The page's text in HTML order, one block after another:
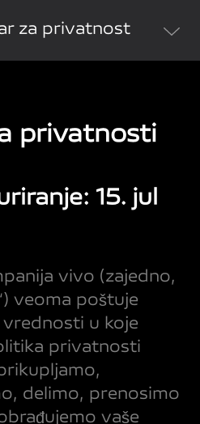
za privatnost
privatnosti
15. jul
vivo (zajedno,
veoma poštuje
u koje
privatnosti
delimo, prenosimo
vaše